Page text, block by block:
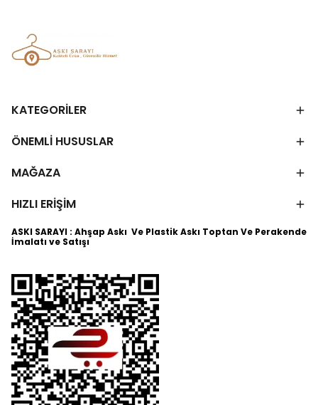
KATEGORİLER
ÖNEMLİ HUSUSLAR
MAĞAZA
HIZLI ERİŞİM
ASKI SARAYI : Ahşap Askı Ve Plastik Askı Toptan Ve Perakende
İmalatı ve Satışı